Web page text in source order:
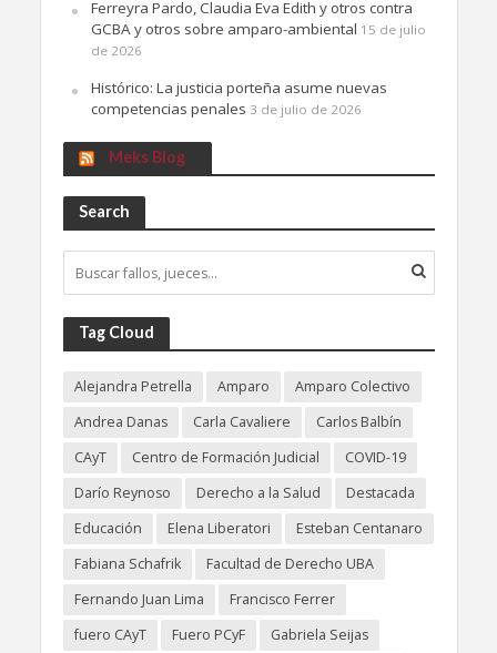
Ferreyra Pardo, Claudia Eva Edith y otros contra
GCBA y otros sobre amparo-ambiental 15 de julio
de 2026
Histórico: La justicia porteña asume nuevas
competencias penales 3 de julio de 2026
Meks Blog
Search
Tag Cloud
Alejandra Petrella Amparo
Amparo Colectivo
Andrea Danas
Carla Cavaliere
Carlos Balbín
CAyT
Centro de Formación Judicial
COVID-19
Darío Reynoso
Derecho a la Salud
Destacada
Educación
Elena Liberatori
Esteban Centanaro
Fabiana Schafrik
Facultad de Derecho UBA
Fernando Juan Lima
Francisco Ferrer
fuero CAyT
Fuero PCyF
Gabriela Seijas